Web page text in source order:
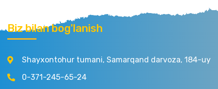
Biz bilan bog'lanish
Shayxontohur tumani, Samarqand darvoza, 184-uy
0-371-245-65-24